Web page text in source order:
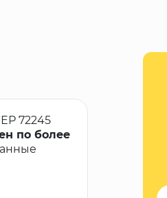
72245
по более